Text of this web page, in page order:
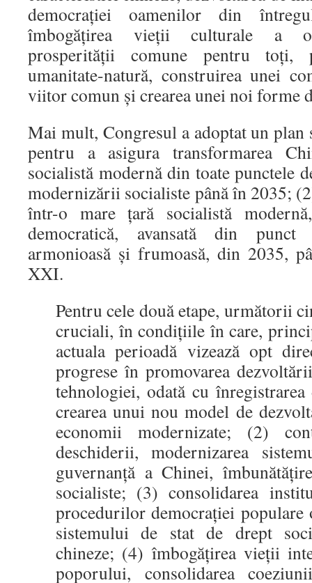
democrației oamenilor din
îmbogățirea vieții culturale a
prosperității comune pentru toți,
umanitate-natură, construirea unei
viitor comun și crearea unei noi forme
Mai mult, Congresul a adoptat un plan
pentru a asigura transformarea
socialistă modernă din toate punctele
modernizării socialiste până în 2035;
într-o mare țară socialistă
democratică, avansată din
armonioasă și frumoasă, din 2035,
XXI.
Pentru cele două etape, următorii
cruciali, în condițiile în care,
actuala perioadă vizează opt
progrese în promovarea
tehnologiei, odată cu
crearea unui nou model de
economii modernizate; (2)
deschiderii, modernizarea
guvernanță a Chinei,
socialiste; (3) consolidarea
procedurilor democrației populare
sistemului de stat de drept
chineze; (4) îmbogățirea vieții
poporului, consolidarea